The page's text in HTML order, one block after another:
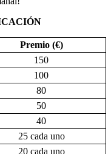
Premio (€)
150
100
80
50
40
25 cada uno
20 cada uno